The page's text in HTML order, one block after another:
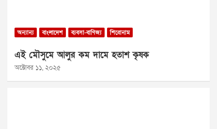
অন্যান্য বাংলাদেশ ব্যবসা-বাণিজ্য শিরোনাম
এই মৌসুমে আলুর কম দামে হতাশ কৃষক
অক্টোবর ১১, ২০২৫